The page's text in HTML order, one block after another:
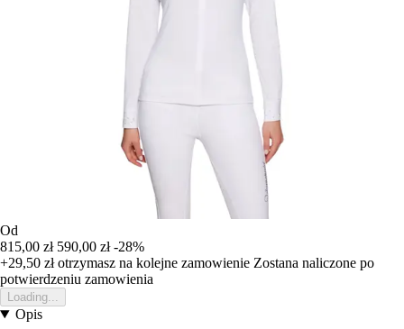
Od
815,00 zł 590,00 zł -28%
+29,50 złotrzymasz na kolejne zamowienie Zostana naliczone po
potwierdzeniu zamowienia
Loading...
Opis